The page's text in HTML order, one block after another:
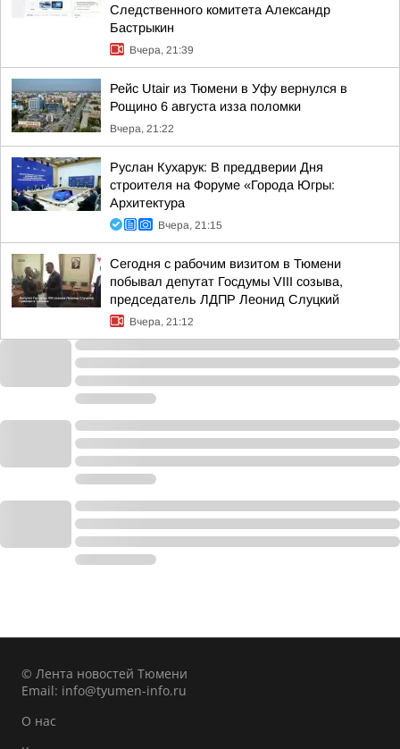
Следственного комитета Александр
Бастрыкин
Вчера, 21:39
Рейс Utair из Тюмени в Уфу вернулся в
Рощино 6 августа изза поломки
Вчера, 21:22
Руслан Кухарук: В преддверии Дня
строителя на Форуме «Города Югры:
Архитектура
Вчера, 21:15
Сегодня с рабочим визитом в Тюмени
побывал депутат Госдумы VIII созыва,
председатель ЛДПР Леонид Слуцкий
Вчера, 21:12
© Лента новостей Тюмени
Email: info@tyumen-info.ru
О нас